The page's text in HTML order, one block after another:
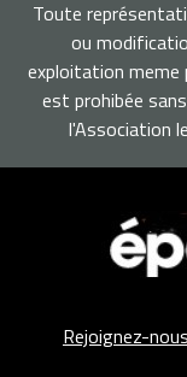
Toute
ou
exploitation meme
est prohibée
l'Association
Rejoignez-